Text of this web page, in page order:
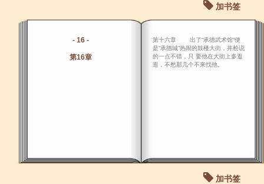
加书签
- 16 -
第16章
第十六章 出了“承德武术馆”便
是“承德城”热闹的鼓楼大街，井桧说
的一点不错，只 要他在大街上多逛
逛，不愁那几个不来找他。
加书签